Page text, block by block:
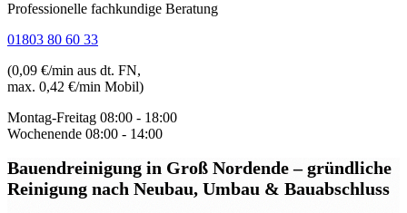
Professionelle fachkundige Beratung
01803 80 60 33
(0,09 €/min aus dt. FN,
max. 0,42 €/min Mobil)
Montag-Freitag 08:00 - 18:00
Wochenende 08:00 - 14:00
Bauendreinigung in Groß Nordende– gründliche
Reinigung nach Neubau, Umbau & Bauabschluss